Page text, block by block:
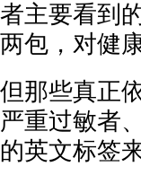
者主要看到
两包，对健
但那些真正
严重过敏者
的英文标签